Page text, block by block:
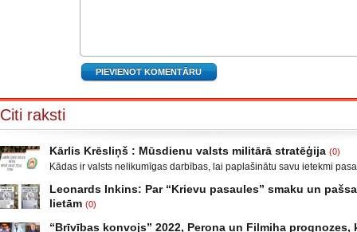
Citi raksti
Kārlis Krēsliņš : Mūsdienu valsts militārā stratēģija (0)
Kādas ir valsts nelikumīgas darbības, lai paplašinātu savu ietekmi
Krievijas un ar to aizstāvēšanu pamatots iebrukums Gruzijā. Ukrainā
un izveidot militāro konfliktu Doņeckas un Luganskas novados. Vai tas
neatgādina to, kā attīstījās notikumi pirms II pasaules kara? Nākamais
Leonards Inkins: Par “Krievu pasaules” smaku un
lietām (0)
“Brīvības konvojs” 2022, Perona un Filmiha prognozes,